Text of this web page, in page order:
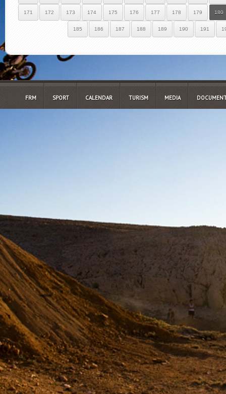
171 172 173 174 175 176 177 178 179 180
185 186 187 188 189 190 191
FRM SPORT CALENDAR TURISM MEDIA